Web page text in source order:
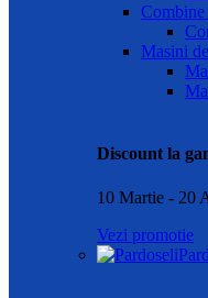
Masini
Discount la
10 Martie - 20
Vezi promotie